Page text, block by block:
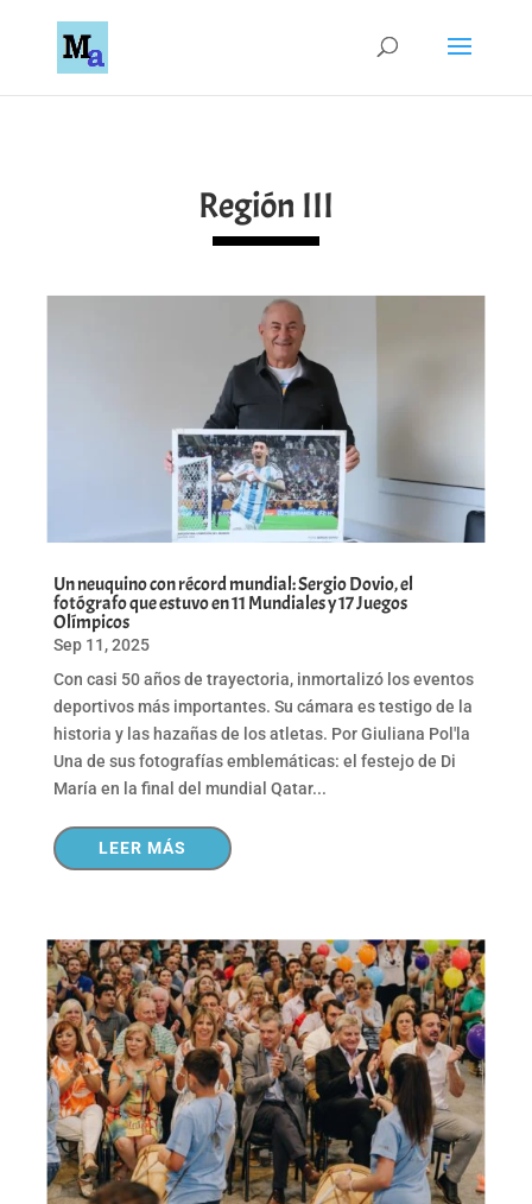
Región III
Un neuquino con récord mundial: Sergio Dovio, el
fotógrafo que estuvo en 11 Mundiales y 17 Juegos
Olímpicos
Sep 11, 2025
Con casi 50 años de trayectoria, inmortalizó los eventos
deportivos más importantes. Su cámara es testigo de la
historia y las hazañas de los atletas. Por Giuliana Pol'la
Una de sus fotografías emblemáticas: el festejo de Di
María en la final del mundial Qatar...
LEER MÁS